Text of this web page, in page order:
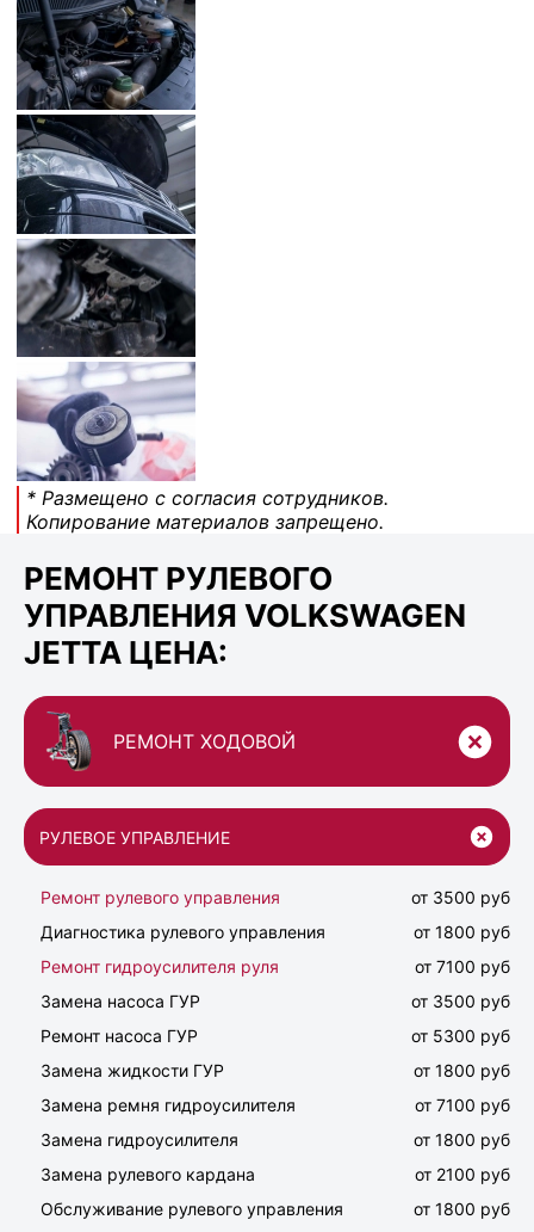
* Размещено с согласия сотрудников.
Копирование материалов запрещено.
РЕМОНТ РУЛЕВОГО
УПРАВЛЕНИЯ VOLKSWAGEN
JETTA ЦЕНА:
РЕМОНТ ХОДОВОЙ
РУЛЕВОЕ УПРАВЛЕНИЕ
Ремонт рулевого управления
от 3500 руб
Диагностика рулевого управления
от 1800 руб
Ремонт гидроусилителя руля
от 7100 руб
Замена насоса ГУР
от 3500 руб
Ремонт насоса ГУР
от 5300 руб
Замена жидкости ГУР
от 1800 руб
Замена ремня гидроусилителя
от 7100 руб
Замена гидроусилителя
от 1800 руб
Замена рулевого кардана
от 2100 руб
Обслуживание рулевого управления
от 1800 руб